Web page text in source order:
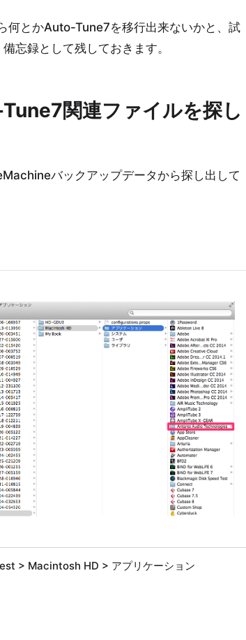
何とかAuto-Tune7を移行出来ないかと、試
忘録として残しておきます。
関連ファイルを探し
バックアップデータから探し出して
> Macintosh HD > アプリケーション